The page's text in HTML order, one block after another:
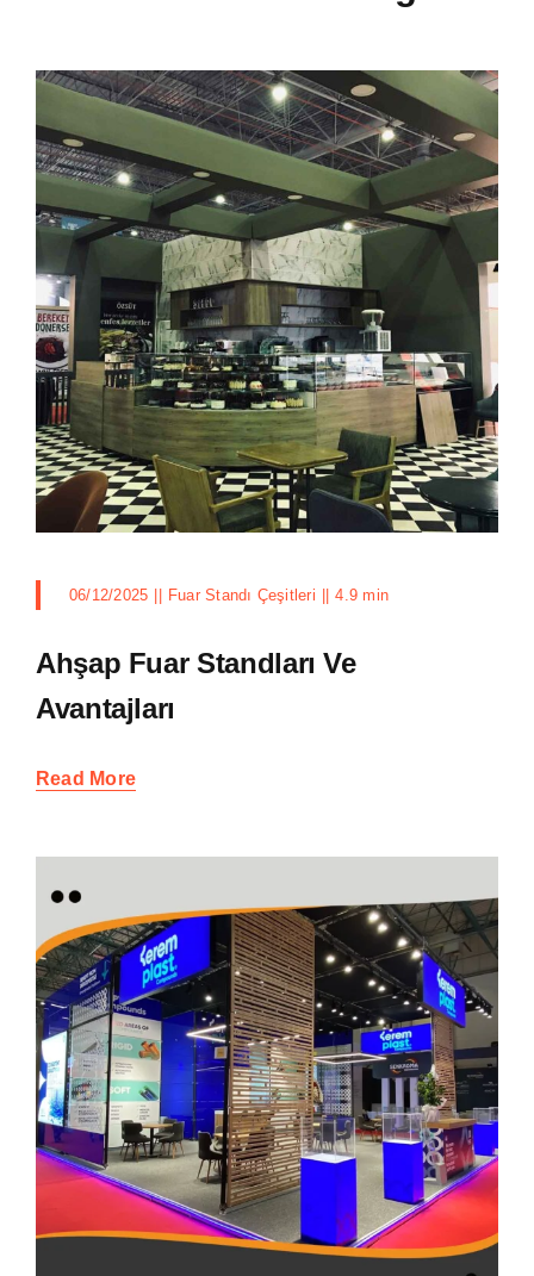
06/12/2025 Fuar Standı Çeşitleri 4.9 min
Ahşap Fuar Standları Ve
Avantajları
Read More